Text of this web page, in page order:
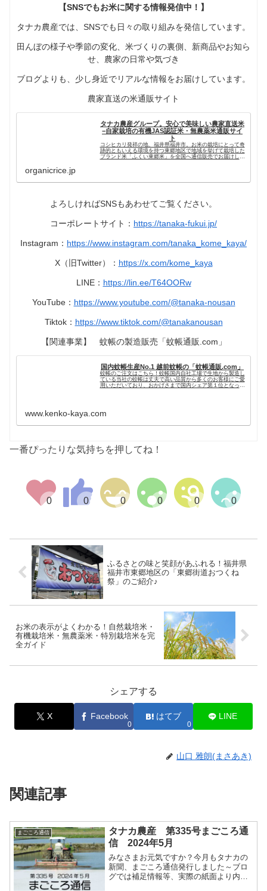
【SNSでもお米に関する情報発信中！】
タナカ農産では、SNSでも日々の取り組みを発信しています。
田んぼの様子や季節の変化、米づくりの裏側、新商品やお知ら
せ、農家の日常や気づき
ブログよりも、少し身近でリアルな情報をお届けしています。
農家直送の米通販サイト
タナカ農産グループ。安心で美味しい農家直送米
−自家栽培の有機JAS認証米・無農薬米通販サイ
ト
コシヒカリ発祥の地、福井県福井市。お米の栽培にとって奇
跡的ともいえる環境を持つ東郷地区で地域を挙げて栽培した
ブランド米「ふくい東郷米」を全国へ通信販売でお届けして
organicrice.jp
よろしければSNSもあわせてご覧ください。
コーポレートサイト： https://tanaka-fukui.jp/
Instagram： https://www.instagram.com/tanaka_kome_kaya/
X（旧Twitter）： https://x.com/kome_kaya
LINE： https://lin.ee/T64OORw
YouTube： https://www.youtube.com/@tanaka-nousan
Tiktok： https://www.tiktok.com/@tanakanousan
【関連事業】 蚊帳の製造販売「蚊帳通販.com」
国内蚊帳生産No.1 越前蚊帳の「蚊帳通販.com」
蚊帳のご注文はこちら！蚊帳国内自社工場で生地から製造し
ている当社の蚊帳は丈夫で高い品質から多くのお客様にご愛
用いただいており、おかげさまで国内シェア第１位となって
www.kenko-kaya.com
一番ぴったりな気持ちを押してね！
ふるさとの味と笑顔があふれる！福井県
福井市東郷地区の「東郷街道おつくね
祭」のご紹介♪
お米の表示がよくわかる！自然栽培米・
有機栽培米・無農薬米・特別栽培米を完
全ガイド
シェアする
X Facebook
0
はてブ
0
LINE
山口 雅朗(まさあき)
関連記事
まごころ通信
タナカ農産 第335号まごころ通
信 2024年5月
みなさまお元気ですか？今月もタナカの
新聞、まごころ通信発行しました～ブロ
グでは補足情報等、実際の紙面より内容